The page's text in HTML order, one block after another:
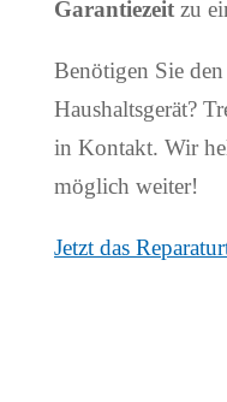
Garantiezeit zu
Benötigen Sie
Haushaltsgerät?
in Kontakt. Wir
möglich weiter!
Jetzt das